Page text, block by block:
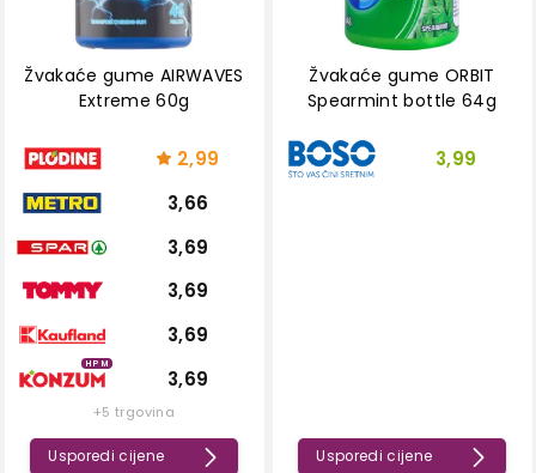
Žvakaće gume AIRWAVES
Extreme 60g
2,99
3,66
3,69
3,69
3,69
HPM
3,69
+5 trgovina
Usporedi cijene
Žvakaće gume ORBIT
Spearmint bottle 64g
3,99
Usporedi cijene